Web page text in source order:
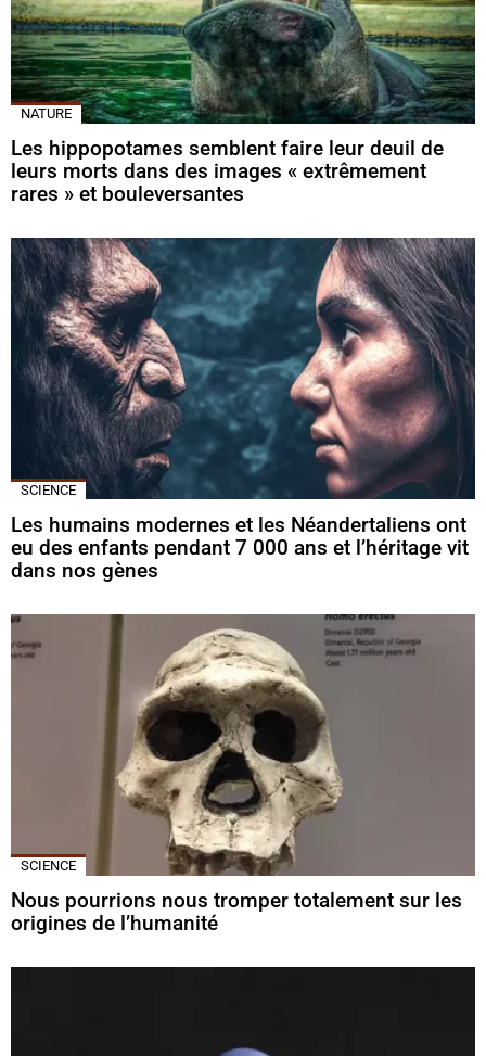
NATURE
Les hippopotames semblent faire leur deuil de
leurs morts dans des images « extrêmement
rares » et bouleversantes
SCIENCE
Les humains modernes et les Néandertaliens ont
eu des enfants pendant 7 000 ans et l’héritage vit
dans nos gènes
SCIENCE
Nous pourrions nous tromper totalement sur les
origines de l’humanité